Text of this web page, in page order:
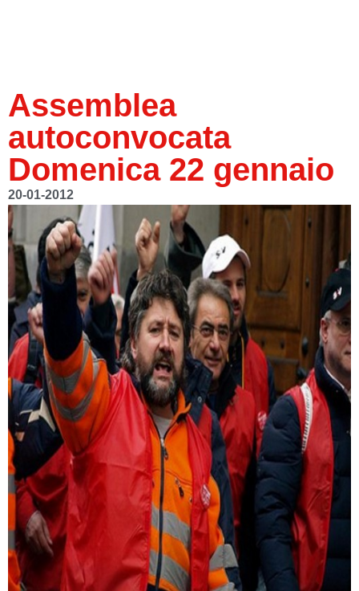
Assemblea
autoconvocata
Domenica 22 gennaio
20-01-2012